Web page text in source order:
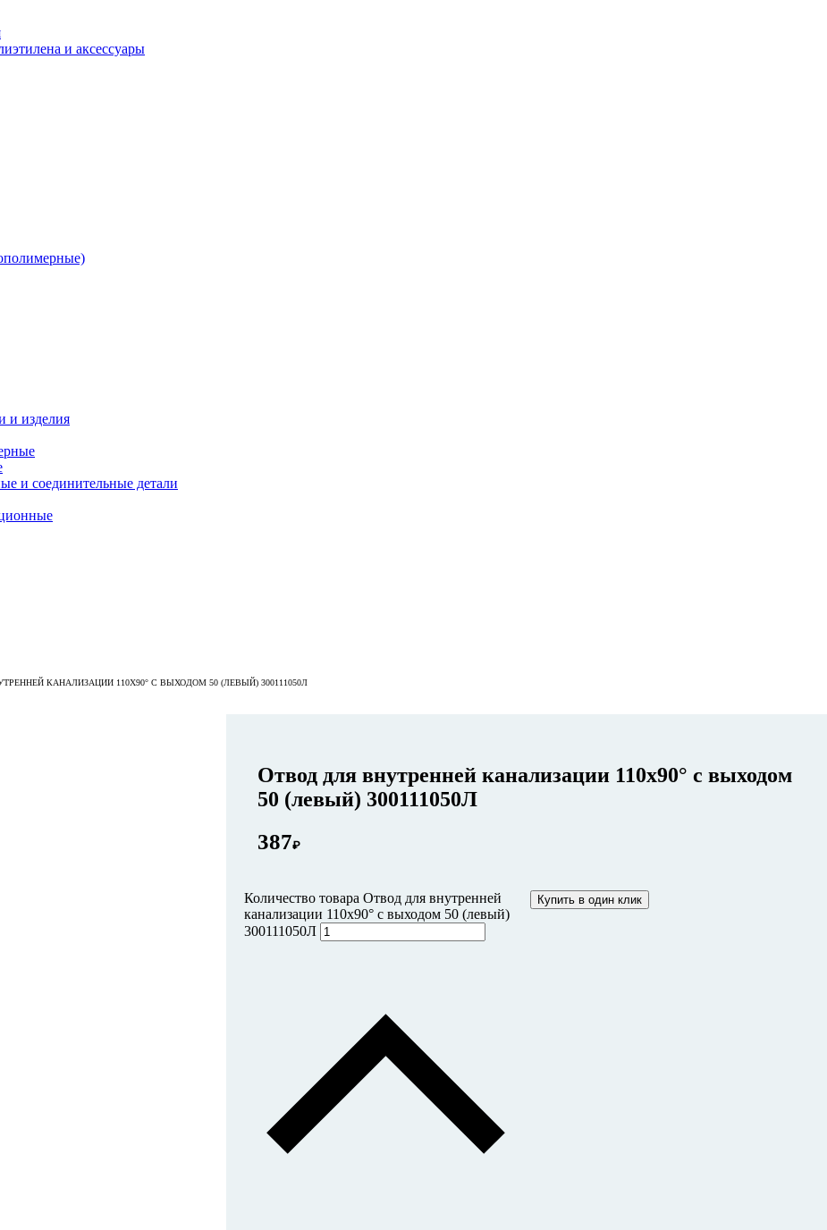
и аксессуары
и изделия
и соединительные детали
КАНАЛИЗАЦИИ 110Х90° С ВЫХОДОМ 50 (ЛЕВЫЙ) 300111050Л
Отвод для внутренней канализации 110х90° с выходом
50 (левый) 300111050Л
387₽
Количество товара Отвод для внутренней
канализации 110х90° с выходом 50 (левый)
300111050Л
Купить в один клик